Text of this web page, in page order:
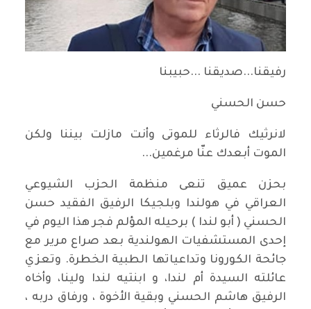
رفيقنا...صديقنا ...حبيبنا
حسن الحسني
لانرثيك فالرثاء للموتى وأنت مازلت بيننا ولكن
الموت أبعدك عنّا مرغمين...
بحزن عميق تنعى منظمة الحزب الشيوعي
العراقي في هولندا وبلجيكا الرفيق الفقيد حسن
الحسني ( أبو لندا ) برحيله المؤلم فجر هذا اليوم في
إحدى المستشفيات الهولندية بعد صراع مرير مع
جائحة الكورونا وتداعياتها الطبية الخطرة. وتعزي
عائلته السيدة أم لندا، و ابنتيه لندا ولينا، وأخاه
الرفيق هاشم الحسني وبقية الأخوة ، ورفاق دربه ،